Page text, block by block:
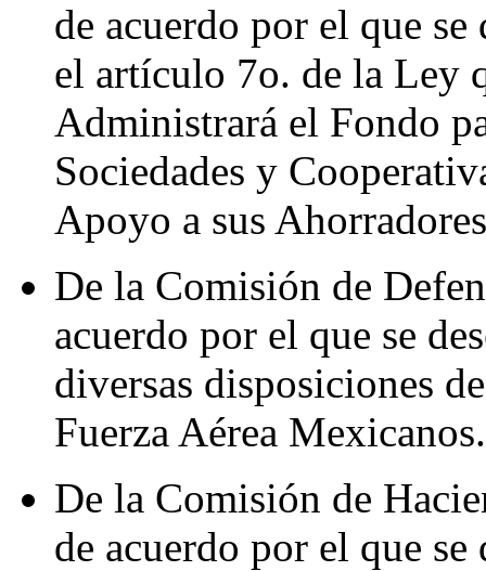
de acuerdo por el que
el artículo 7o. de la Ley
Administrará el Fondo
Sociedades y
Apoyo a sus
De la Comisión de
acuerdo por el que se
diversas disposiciones
Fuerza Aérea Mexicanos.
De la Comisión de
de acuerdo por el que